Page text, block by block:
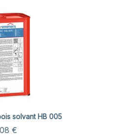
rapide
solvant HB 005
€